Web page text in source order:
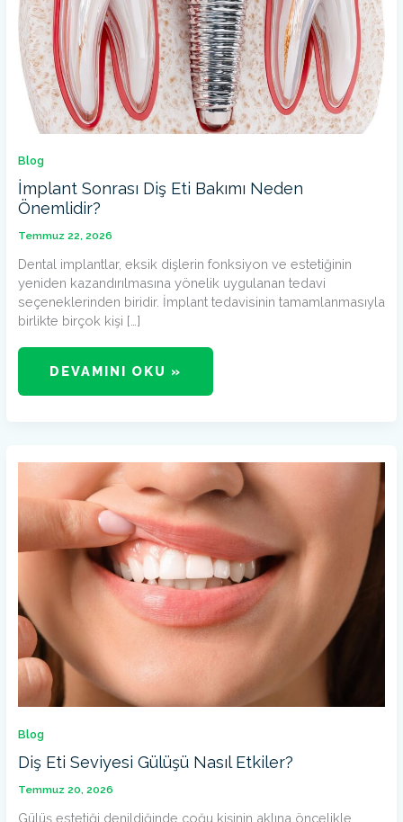
Blog
İmplant Sonrası Diş Eti Bakımı Neden
Önemlidir?
Temmuz 22, 2026
Dental implantlar, eksik dişlerin fonksiyon ve estetiğinin
yeniden kazandırılmasına yönelik uygulanan tedavi
seçeneklerinden biridir. İmplant tedavisinin tamamlanmasıyla
birlikte birçok kişi […]
DEVAMINI OKU »
Blog
Diş Eti Seviyesi Gülüşü Nasıl Etkiler?
Temmuz 20, 2026
Gülüş estetiği denildiğinde çoğu kişinin aklına öncelikle
ETI
SEVIYESI
GÜLÜŞÜ
NASIL
ETKILER?